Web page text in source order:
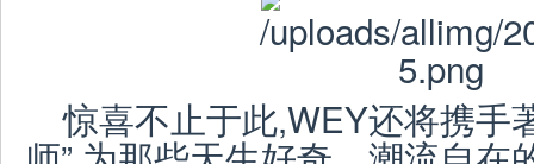
惊喜不止于此,WEY还将携手